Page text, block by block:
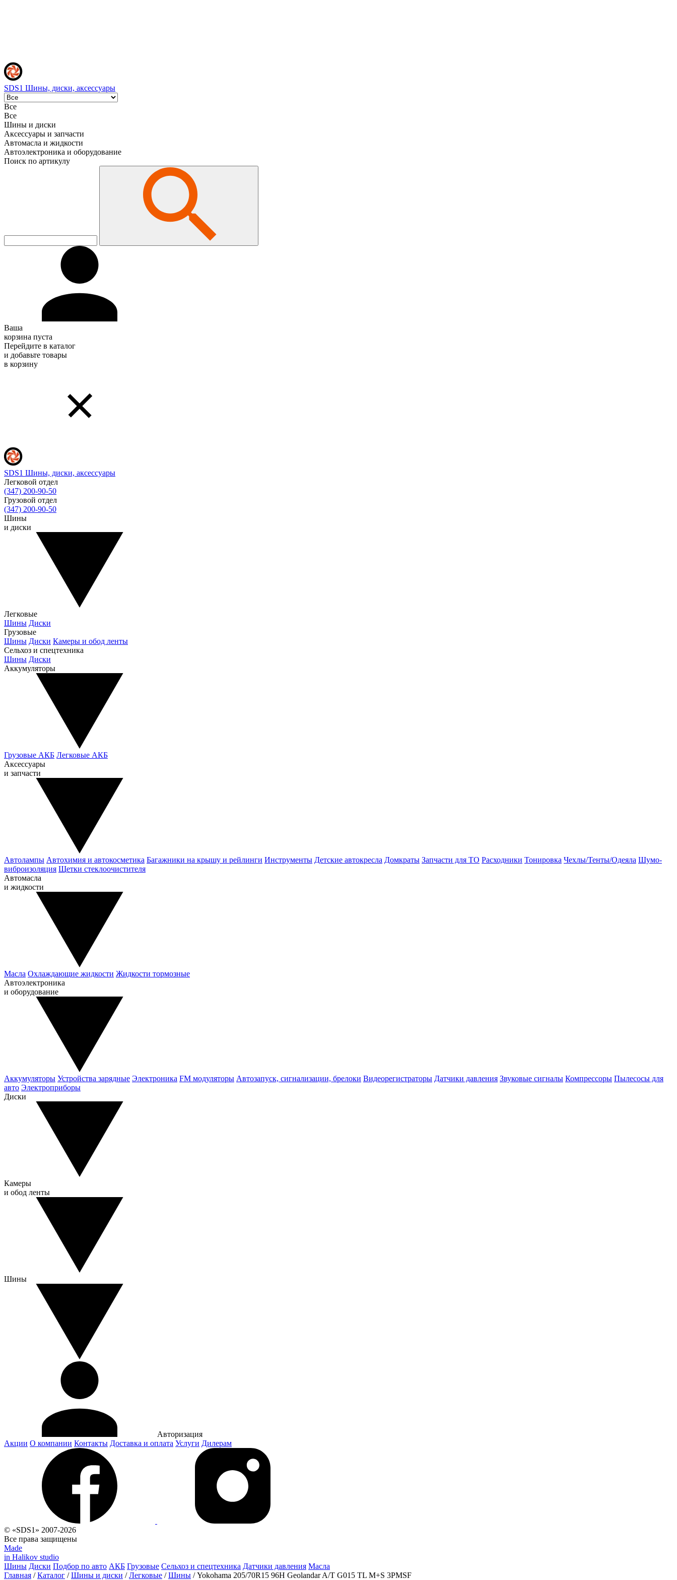
SDS1 Шины, диски, аксессуары
Все
Все
Шины и диски
Аксессуары и запчасти
Автомасла и жидкости
Автоэлектроника и оборудование
Поиск по артикулу
Ваша
корзина пуста
Перейдите в каталог
и добавьте товары
в корзину
SDS1 Шины, диски, аксессуары
Легковой отдел
(347) 200-90-50
Грузовой отдел
(347) 200-90-50
Шины
и диски
Легковые
Шины Диски
Грузовые
Шины Диски Камеры и обод ленты
Сельхоз и спецтехника
Шины Диски
Аккумуляторы
Грузовые АКБ Легковые АКБ
Аксессуары
и запчасти
Автолампы Автохимия и автокосметика Багажники на крышу и рейлинги Инструменты Детские автокресла Домкраты Запчасти для ТО Расходники Тонировка Чехлы/Тенты/Одеяла Шумо-
виброизоляция Щетки стеклоочистителя
Автомасла
и жидкости
Масла Охлаждающие жидкости Жидкости тормозные
Автоэлектроника
и оборудование
Аккумуляторы Устройства зарядные Электроника FM модуляторы Автозапуск, сигнализации, брелоки Видеорегистраторы Датчики давления Звуковые сигналы Компрессоры Пылесосы для
авто Электроприборы
Диски
Камеры
и обод ленты
Шины
Авторизация
Акции О компании Контакты Доставка и оплата Услуги Дилерам
© «SDS1» 2007-2026
Все права защищены
Made
in Halikov studio
Шины Диски Подбор по авто АКБ Грузовые Сельхоз и спецтехника Датчики давления Масла
Главная / Каталог / Шины и диски / Легковые / Шины / Yokohama 205/70R15 96H Geolandar A/T G015 TL M+S 3PMSF